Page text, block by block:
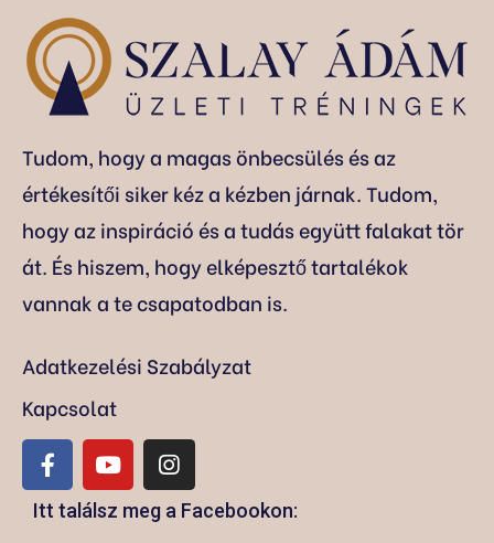
Tudom, hogy a magas önbecsülés és az
értékesítői siker kéz a kézben járnak. Tudom,
hogy az inspiráció és a tudás együtt falakat tör
át. És hiszem, hogy elképesztő tartalékok
vannak a te csapatodban is.
Adatkezelési Szabályzat
Kapcsolat
Itt találsz meg a Facebookon: